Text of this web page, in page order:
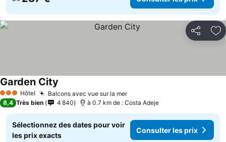
Partager
3 ÉtoilesHôtel Balcons avec vue sur la merConsulter les prix
Garden City
8,4 Très bien 4 840 à 0.7 km de : Costa Adeje
Sélectionnez des dates pour voir
les prix exacts
Consulter les prix